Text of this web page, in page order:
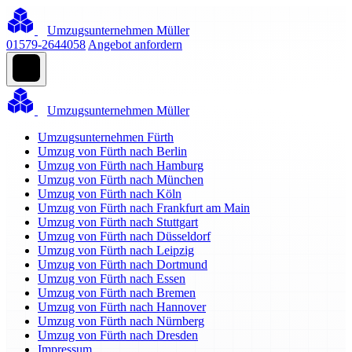
Umzugsunternehmen Müller
01579-2644058 Angebot anfordern
Umzugsunternehmen Müller
Umzugsunternehmen Fürth
Umzug von Fürth nach Berlin
Umzug von Fürth nach Hamburg
Umzug von Fürth nach München
Umzug von Fürth nach Köln
Umzug von Fürth nach Frankfurt am Main
Umzug von Fürth nach Stuttgart
Umzug von Fürth nach Düsseldorf
Umzug von Fürth nach Leipzig
Umzug von Fürth nach Dortmund
Umzug von Fürth nach Essen
Umzug von Fürth nach Bremen
Umzug von Fürth nach Hannover
Umzug von Fürth nach Nürnberg
Umzug von Fürth nach Dresden
Impressum